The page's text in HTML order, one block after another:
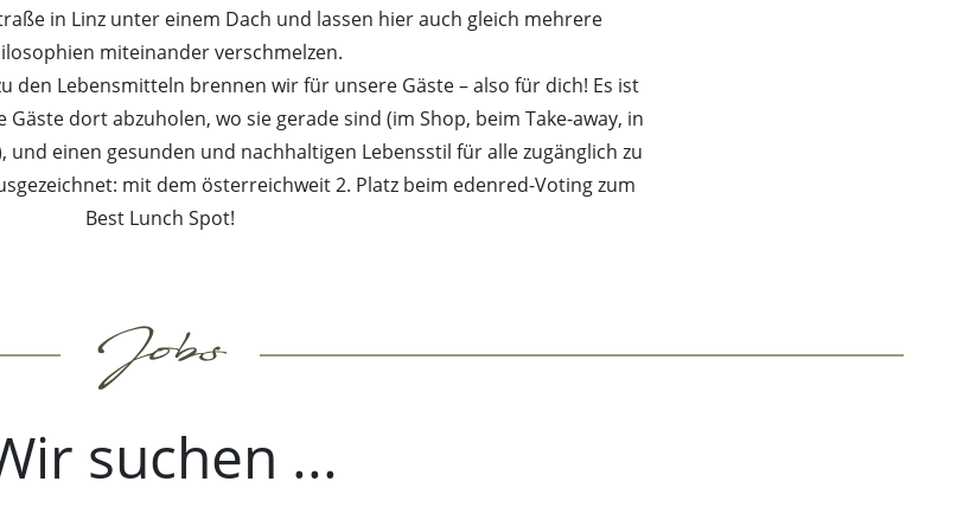
in Linz unter einem Dach und lassen hier auch gleich mehrere
miteinander verschmelzen.
den Lebensmitteln brennen wir für unsere Gäste – also für dich! Es ist
dort abzuholen, wo sie gerade sind (im Shop, beim Take-away, in
einen gesunden und nachhaltigen Lebensstil für alle zugänglich zu
mit dem österreichweit 2. Platz beim edenred-Voting zum
Best Lunch Spot!
Jobs
suchen ...